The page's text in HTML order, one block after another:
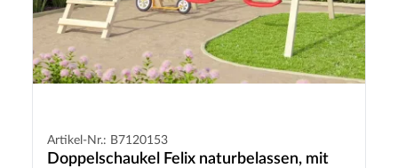
Artikel-Nr.: B7120153
Doppelschaukel Felix naturbelassen, mit